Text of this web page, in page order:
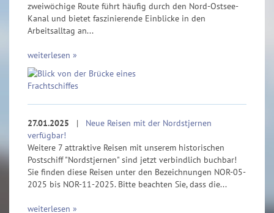
zweiwöchige Route führt häufig durch den Nord-Ostsee-
Kanal und bietet faszinierende Einblicke in den
Arbeitsalltag an...
weiterlesen »
27.01.2025 | Neue Reisen mit der Nordstjernen
verfügbar!
Weitere 7 attraktive Reisen mit unserem historischen
Postschiff "Nordstjernen" sind jetzt verbindlich buchbar!
Sie finden diese Reisen unter den Bezeichnungen NOR-05-
2025 bis NOR-11-2025. Bitte beachten Sie, dass die...
weiterlesen »